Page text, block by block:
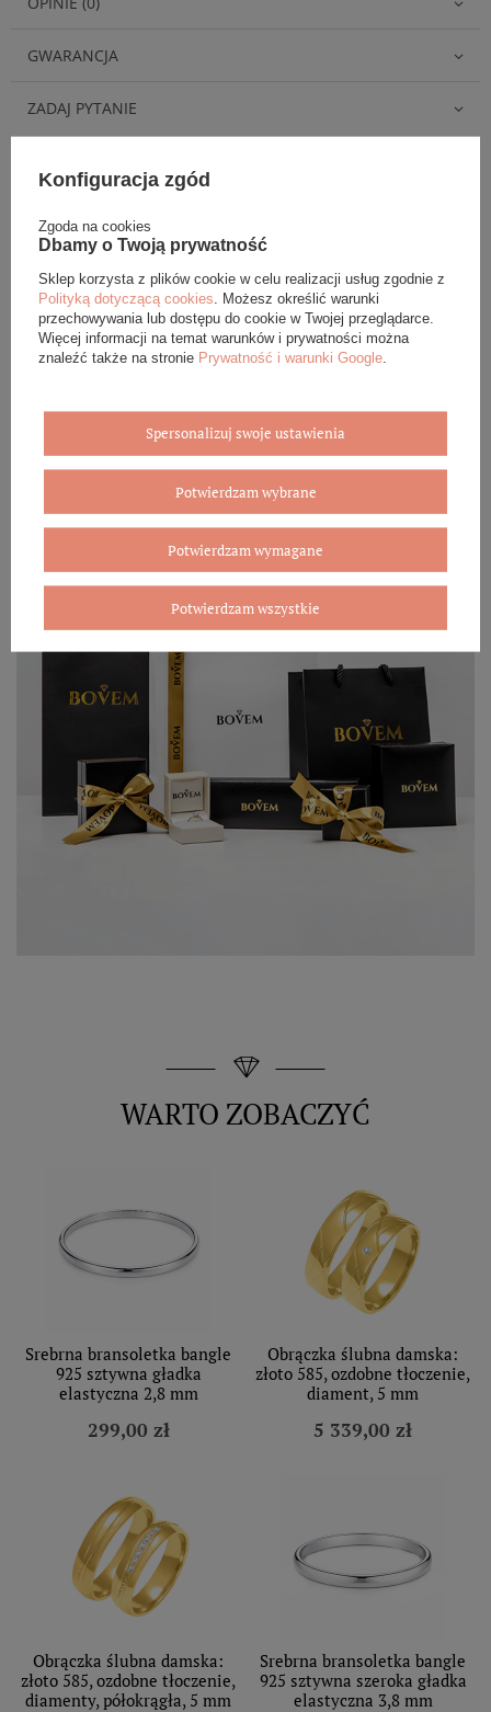
GWARANCJA
ZADAJ PYTANIE
Eleganckie opakowanie gratis
Biżuterię i zegarki zakupione w sklepie internetowym
BOVEM otrzymasz jako gotowy do wręczenia upominek. Do
każdego zamówienia dołączamy pudełko ze skóry
ekologicznej oraz elegancką torebkę. Rozmiary i wzory
WYBIERZ PREZENT
WARTO ZOBACZYĆ
Srebrna bransoletka bangle
925 sztywna gładka
elastyczna 2,8 mm
299,00 zł
Obrączka ślubna damska:
złoto 585, ozdobne tłoczenie,
diament, 5 mm
5 339,00 zł
Obrączka ślubna damska:
złoto 585, ozdobne tłoczenie,
diamenty, półokrągła, 5 mm
Srebrna bransoletka bangle
925 sztywna szeroka gładka
elastyczna 3,8 mm
Konfiguracja zgód
Zgoda na cookies
Dbamy o Twoją prywatność
Sklep korzysta z plików cookie w celu realizacji usług zgodnie z
Polityką dotyczącą cookies . Możesz określić warunki
przechowywania lub dostępu do cookie w Twojej przeglądarce.
Więcej informacji na temat warunków i prywatności można
znaleźć także na stronie Prywatność i warunki Google
Spersonalizuj swoje ustawienia
Potwierdzam wybrane
Potwierdzam wymagane
Potwierdzam wszystkie